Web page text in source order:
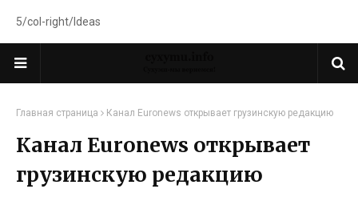
5/col-right/Ideas
Главная страница Канал Euronews открывает грузинскую редакцию
Канал Euronews открывает
грузинскую редакцию